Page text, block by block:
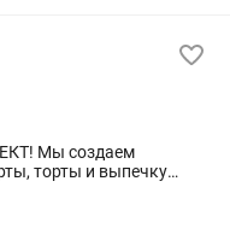
торты и выпечку
технологичный цех в
мастера,...